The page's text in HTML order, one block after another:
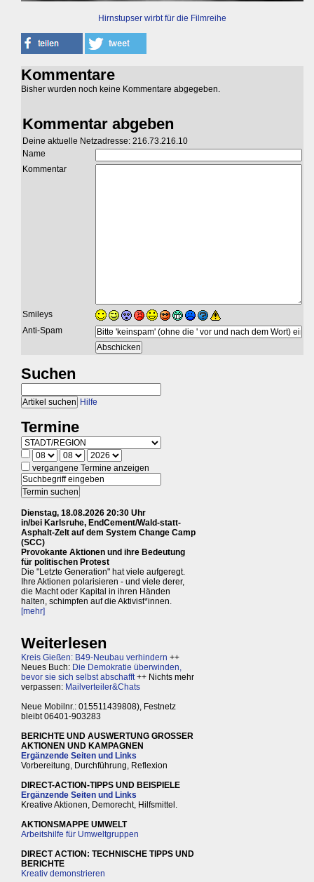
Hirnstupser wirbt für die Filmreihe
Kommentare
Bisher wurden noch keine Kommentare abgegeben.
Kommentar abgeben
Deine aktuelle Netzadresse: 216.73.216.10
Name
Kommentar
Smileys
Anti-Spam
Suchen
Hilfe
Termine
vergangene Termine anzeigen
Dienstag, 18.08.2026 20:30 Uhr
in/bei Karlsruhe, EndCement/Wald-statt-
Asphalt-Zelt auf dem System Change Camp
(SCC)
Provokante Aktionen und ihre Bedeutung
für politischen Protest
Die "Letzte Generation" hat viele aufgeregt.
Ihre Aktionen polarisieren - und viele derer,
die Macht oder Kapital in ihren Händen
halten, schimpfen auf die Aktivist*innen.
[mehr]
Weiterlesen
Kreis Gießen: B49-Neubau verhindern ++
Neues Buch: Die Demokratie überwinden,
bevor sie sich selbst abschafft++ Nichts mehr
verpassen: Mailverteiler&Chats
Neue Mobilnr.: 015511439808), Festnetz
bleibt 06401-903283
BERICHTE UND AUSWERTUNG GROSSER
AKTIONEN UND KAMPAGNEN
Ergänzende Seiten und Links
Vorbereitung, Durchführung, Reflexion
DIRECT-ACTION-TIPPS UND BEISPIELE
Ergänzende Seiten und Links
Kreative Aktionen, Demorecht, Hilfsmittel.
AKTIONSMAPPE UMWELT
Arbeitshilfe für Umweltgruppen
DIRECT ACTION: TECHNISCHE TIPPS UND
BERICHTE
Kreativ demonstrieren